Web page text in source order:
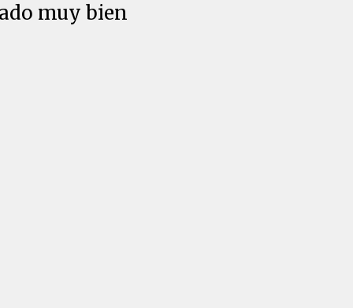
muy bien